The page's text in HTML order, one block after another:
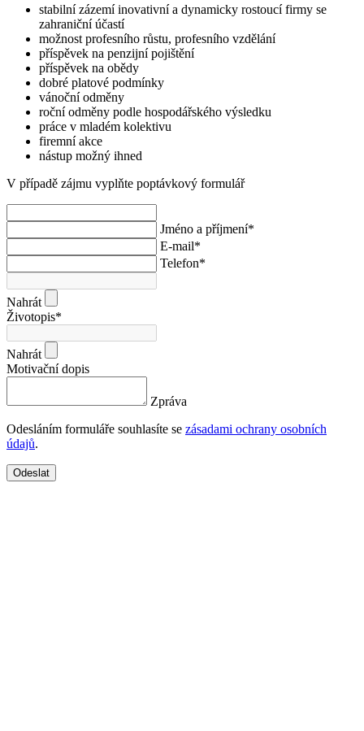
stabilní zázemí inovativní a dynamicky rostoucí firmy se
zahraniční účastí
možnost profesního růstu, profesního vzdělání
příspěvek na penzijní pojištění
příspěvek na obědy
dobré platové podmínky
vánoční odměny
roční odměny podle hospodářského výsledku
práce v mladém kolektivu
firemní akce
nástup možný ihned
V případě zájmu vyplňte poptávkový formulář
Jméno a příjmení*
E-mail*
Telefon*
Nahrát
Životopis*
Nahrát
Motivační dopis
Zpráva
Odesláním formuláře souhlasíte se zásadami ochrany osobních
údajů.
Odeslat